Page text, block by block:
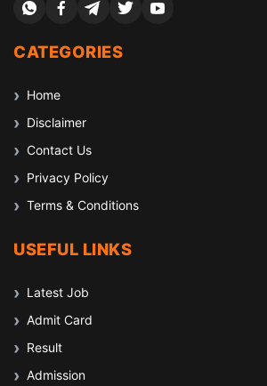
CATEGORIES
Home
Disclaimer
Contact Us
Privacy Policy
Terms & Conditions
USEFUL LINKS
Latest Job
Admit Card
Result
Admission